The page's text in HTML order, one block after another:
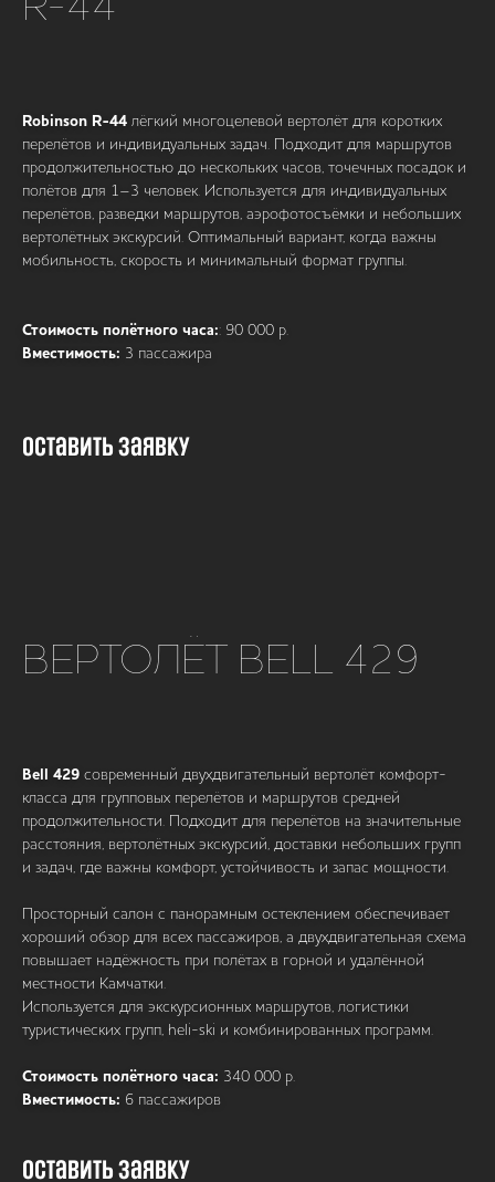
Robinson R-44 лёгкий многоцелевой вертолёт для коротких
перелётов и индивидуальных задач. Подходит для маршрутов
продолжительностью до нескольких часов, точечных посадок и
полётов для 1–3 человек. Используется для индивидуальных
перелётов, разведки маршрутов, аэрофотосъёмки и небольших
вертолётных экскурсий. Оптимальный вариант, когда важны
мобильность, скорость и минимальный формат группы.
Стоимость полётного часа:: 90 000 р.
Вместимость: 3 пассажира
Оставить заявку
ВЕРТОЛЁТ BELL 429
Bell 429 современный двухдвигательный вертолёт комфорт-
класса для групповых перелётов и маршрутов средней
продолжительности. Подходит для перелётов на значительные
расстояния, вертолётных экскурсий, доставки небольших групп
и задач, где важны комфорт, устойчивость и запас мощности.
Просторный салон с панорамным остеклением обеспечивает
хороший обзор для всех пассажиров, а двухдвигательная схема
повышает надёжность при полётах в горной и удалённой
местности Камчатки.
Используется для экскурсионных маршрутов, логистики
туристических групп, heli-ski и комбинированных программ.
Стоимость полётного часа: 340 000 р.
Вместимость: 6 пассажиров
Оставить заявку